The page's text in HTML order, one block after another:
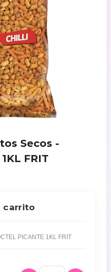
Secos -
FRIT
carrito
PICANTE 1KL FRIT